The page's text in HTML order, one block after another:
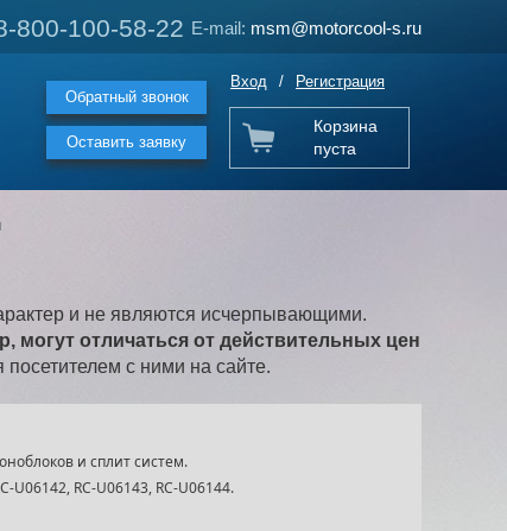
800-100-58-22 E-mail: msm@motorcool-s.ru
Обратный звонок
Оставить заявку
800-100-58-22 E-mail: msm@motorcool-s.ru
Вход / Регистрация
Корзина
пуста
и не являются исчерпывающими.
отличаться от действительных цен
с ними на сайте.
и сплит систем.
U06142, RC-U06143, RC-U06144.